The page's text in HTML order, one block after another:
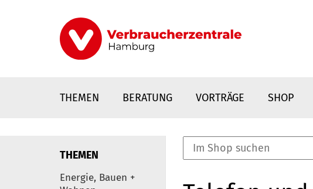
THEMEN BERATUNG VORTRÄGE SHOP
THEMEN
Energie, Bauen +